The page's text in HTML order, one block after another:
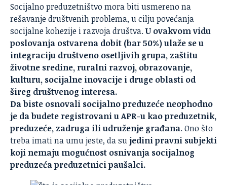
Socijalno preduzetništvo mora biti usmereno na
rešavanje društvenih problema, u cilju povećanja
socijalne kohezije i razvoja društva.U ovakvom vidu
poslovanja ostvarena dobit (bar 50%) ulaže se u
integraciju društveno osetljivih grupa, zaštitu
životne sredine, ruralni razvoj, obrazovanje,
kulturu, socijalne inovacije i druge oblasti od
šireg društvenog interesa.
Da biste osnovali socijalno preduzeće neophodno
je da budete registrovani u APR-u kao preduzetnik,
preduzeće, zadruga ili udruženje građana. Ono što
treba imati na umu jeste, da sujedini pravni subjekti
koji nemaju mogućnost osnivanja socijalnog
preduzeća preduzetnici paušalci.